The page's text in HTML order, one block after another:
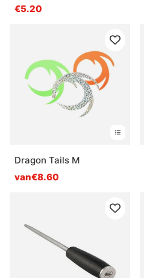
€5.20
Dragon Tails M
van€8.60